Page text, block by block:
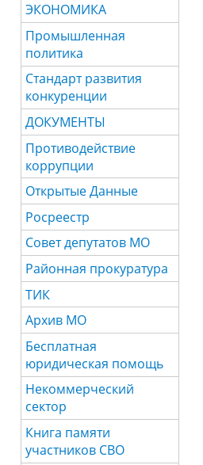
ЭКОНОМИКА
Промышленная
политика
Стандарт развития
конкуренции
ДОКУМЕНТЫ
Противодействие
коррупции
Открытые Данные
Росреестр
Совет депутатов МО
Районная прокуратура
ТИК
Архив МО
Бесплатная
юридическая помощь
Некоммерческий
сектор
Книга памяти
участников СВО